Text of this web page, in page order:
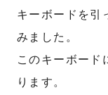
キーボードを引
みました。
このキーボード
ります。